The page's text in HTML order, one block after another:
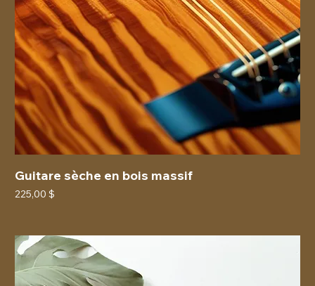
Guitare sèche en bois massif
Prix
225,00 $